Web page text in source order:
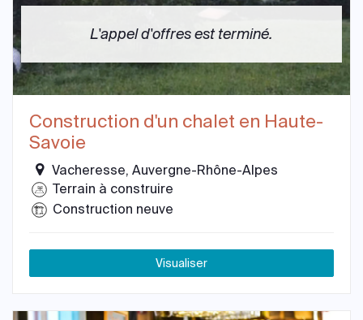
L'appel d'offres est terminé.
Construction d'un chalet en Haute-
Savoie
Vacheresse, Auvergne-Rhône-Alpes
Terrain à construire
Construction neuve
Visualiser